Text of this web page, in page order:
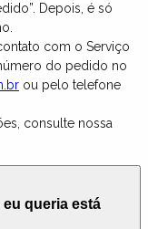
Depois, é só
com o Serviço
do pedido no
ou pelo telefone
consulte nossa
queria está